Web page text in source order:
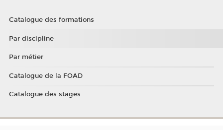
Catalogue des formations
Par discipline
Par métier
Catalogue de la FOAD
Catalogue des stages